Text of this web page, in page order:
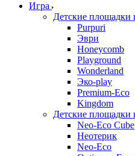
Игра
Детские площадки
Purpuri
Эври
Honeycomb
Playground
Wonderland
Эко-play
Premium-Eco
Kingdom
Детские площадки
Neo-Eco Cube
Неотерик
Neo-Eco